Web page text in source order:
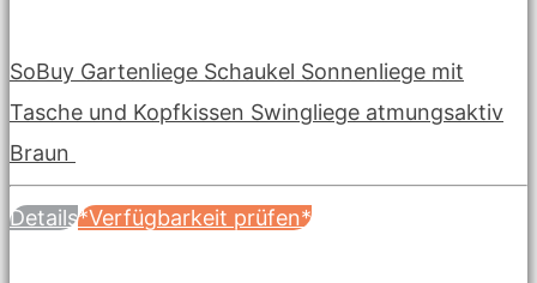
SoBuy Gartenliege Schaukel Sonnenliege mit
Tasche und Kopfkissen Swingliege atmungsaktiv
Braun
Details*Verfügbarkeit prüfen*